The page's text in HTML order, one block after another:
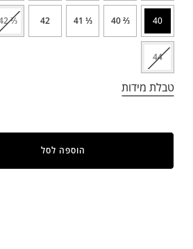
40
⅔ 40
⅓ 41
42
⅔ 42
44
טבלת מידות
הוספה לסל